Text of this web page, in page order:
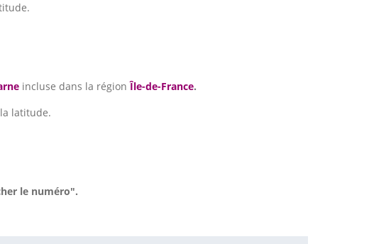
incluse dans la régionÎle-de-France.
latitude.
le numéro".